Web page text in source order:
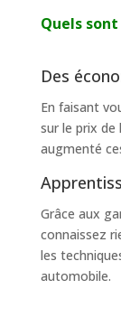
Quels
Des
En faisant
sur le prix de
augmenté
Grâce aux
connaissez
les
automobile.